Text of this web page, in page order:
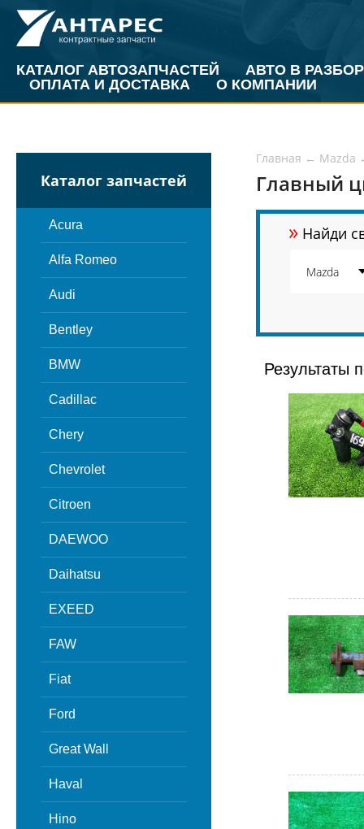
КАТАЛОГ АВТОЗАПЧАСТЕЙ
АВТО В РАЗБОР
ОПЛАТА И ДОСТАВКА
О КОМПАНИИ
Каталог запчастей
Acura
Alfa Romeo
Audi
Bentley
BMW
Cadillac
Chery
Chevrolet
Citroen
DAEWOO
Daihatsu
EXEED
FAW
Fiat
Ford
Great Wall
Haval
Hino
Главная ← Mazda
Главный
» Найди
Результаты